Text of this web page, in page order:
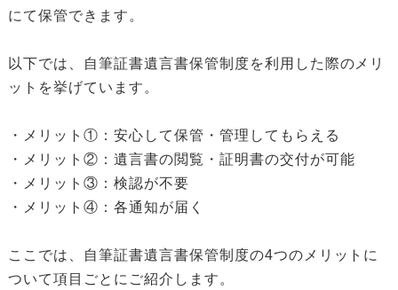
にて保管できます。
以下では、自筆証書遺言書保管制度を利用した際のメリ
ットを挙げています。
・メリット①：安心して保管・管理してもらえる
・メリット②：遺言書の閲覧・証明書の交付が可能
・メリット③：検認が不要
・メリット④：各通知が届く
ここでは、自筆証書遺言書保管制度の4つのメリットに
ついて項目ごとにご紹介します。